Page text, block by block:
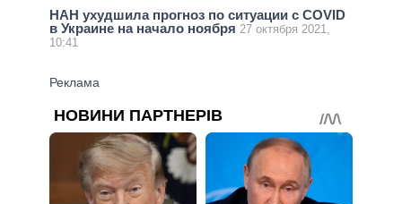
НАН ухудшила прогноз по ситуации с COVID
в Украине на начало ноября 27 октября 2021,
10:41